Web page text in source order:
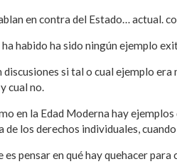
en contra del Estado… actual.
habido ha sido ningún ejemplo
si tal o cual ejemplo
cual no.
en la Edad Moderna hay
de los derechos individuales,
pensar en qué hay quehacer